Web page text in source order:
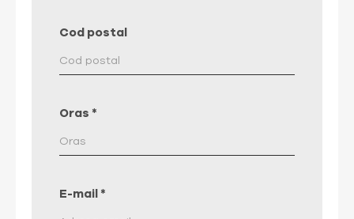
Cod postal
Oras *
E-mail *